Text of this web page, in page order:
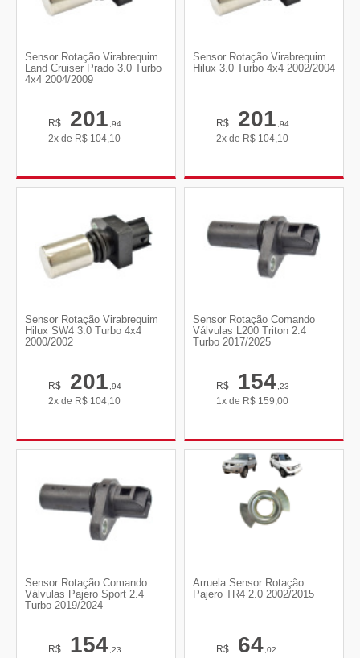
Sensor Rotação Virabrequim
Land Cruiser Prado 3.0 Turbo
4x4 2004/2009
R$ 201,94
2x de R$ 104,10
Sensor Rotação Virabrequim
Hilux 3.0 Turbo 4x4 2002/2004
R$ 201,94
2x de R$ 104,10
Sensor Rotação Virabrequim
Hilux SW4 3.0 Turbo 4x4
2000/2002
R$ 201,94
2x de R$ 104,10
Sensor Rotação Comando
Válvulas L200 Triton 2.4
Turbo 2017/2025
R$ 154,23
1x de R$ 159,00
Sensor Rotação Comando
Válvulas Pajero Sport 2.4
Turbo 2019/2024
R$ 154,23
Arruela Sensor Rotação
Pajero TR4 2.0 2002/2015
R$ 64,02